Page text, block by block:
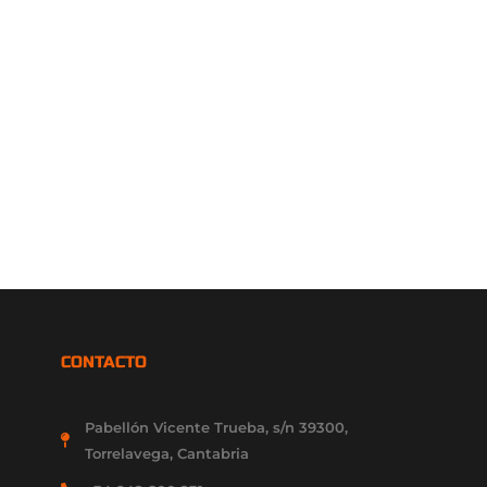
CONTACTO
Pabellón Vicente Trueba, s/n 39300,
Torrelavega, Cantabria